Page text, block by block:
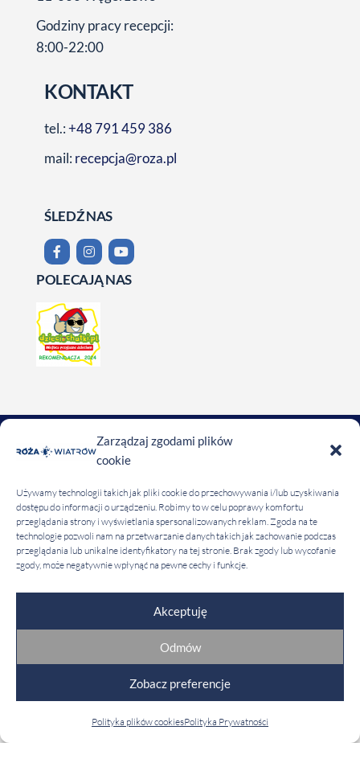
Zarządzaj zgodami plików
cookie
Używamy technologii takich jak pliki cookie do przechowywania i/lub uzyskiwania
dostępu do informacji o urządzeniu. Robimy to w celu poprawy komfortu
przeglądania strony i wyświetlania spersonalizowanych reklam. Zgoda na te
technologie pozwoli nam na przetwarzanie danych takich jak zachowanie podczas
przeglądania lub unikalne identyfikatory na tej stronie. Brak zgody lub wycofanie
zgody, może negatywnie wpłynąć na pewne cechy i funkcje.
Akceptuję
Odmów
Zobacz preferencje
Polityka plików cookiesPolityka Prywatności
Godziny pracy recepcji:
8:00-22:00
KONTAKT
tel.:+48 791 459 386
mail: recepcja@roza.pl
ŚLEDŹ NAS
POLECAJĄ NAS
COPYRIGHT 2020 RÓŻA WIATRÓW
REGULAMIN OŚRODKA
POLITYKA COOKIES
STANDARDY OCHRONY MAŁOLETNICH